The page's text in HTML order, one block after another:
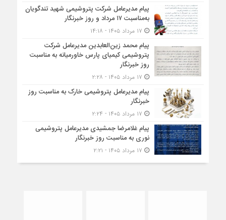
پیام مدیرعامل شرکت پتروشیمی شهید تندگویان
به‌مناسبت ۱۷ مرداد و روز خبرنگار
پیام محمد زین‌العابدین مدیرعامل شرکت
پتروشیمی کیمیای پارس خاورمیانه به مناسبت
روز خبرنگار
پیام مدیرعامل پتروشیمی خارک به مناسبت روز
خبرنگار
پیام غلامرضا جمشیدی مدیرعامل پتروشیمی
نوری به مناسبت روز خبرنگار